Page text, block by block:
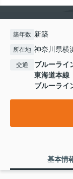
築年数 新築
所在地 神奈川県横
交通 ブルーライ
東海道本線
ブルーライ
基本情